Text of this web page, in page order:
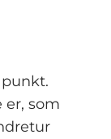
er, som